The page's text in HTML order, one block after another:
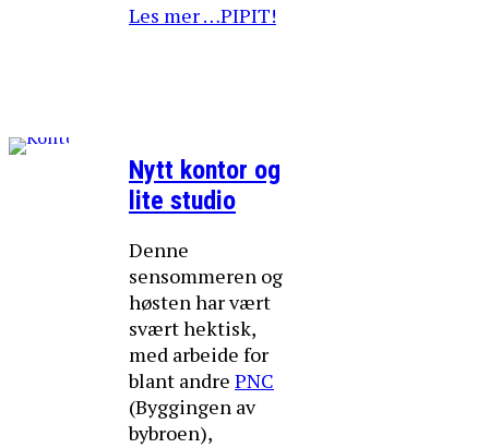
Les mer …PIPIT!
Nytt kontor og
lite studio
Denne
sensommeren og
høsten har vært
svært hektisk,
med arbeide for
blant andre PNC
(Byggingen av
bybroen),